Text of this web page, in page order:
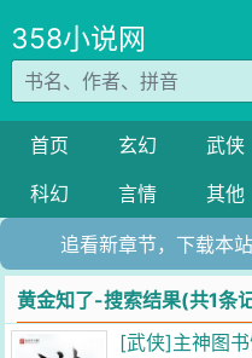
358小说网
首页 玄幻 武侠
科幻
言情 其他
追看新章节，下载本
黄金知了-搜索结果(共1条
[武侠]主神图